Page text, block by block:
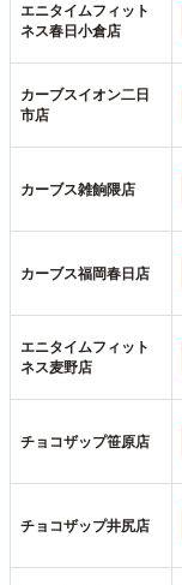
エニタイムフィット
ネス春日小倉店
カーブスイオン二日
市店
カーブス雑餉隈店
カーブス福岡春日店
エニタイムフィット
ネス麦野店
チョコザップ笹原店
チョコザップ井尻店